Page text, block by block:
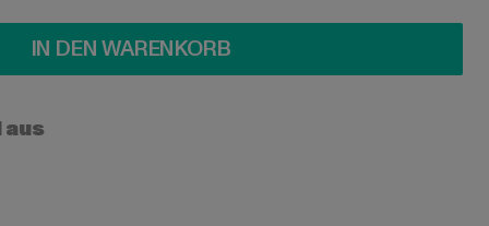
IN DEN WARENKORB